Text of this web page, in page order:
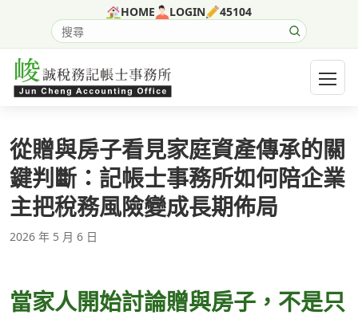
HOME LOGIN 45104
搜尋網站內容
開啟
從贈與房子看見家庭資產傳承的關
鍵判斷：記帳士事務所如何陪企業
主把稅務風險變成長期佈局
2026 年 5 月 6 日
當家人開始討論贈與房子，不是只